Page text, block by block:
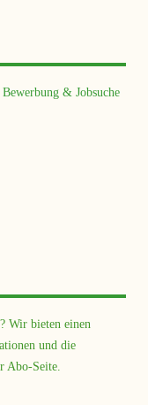
& Jobsuche
Wir bieten einen
und die
Abo-Seite.